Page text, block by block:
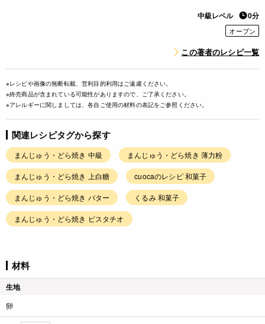
中級レベル 0分
オーブン
この著者のレシピ一覧
※レシピや画像の無断転載、営利目的利用はご遠慮ください。
※終売商品が含まれている可能性がありますので、ご了承ください。
※アレルギーに関しましては、各自ご使用の材料の表記をご参照ください。
関連レシピタグから探す
まんじゅう・どら焼き 中級 まんじゅう・どら焼き 薄力粉
まんじゅう・どら焼き 上白糖 cuocaのレシピ 和菓子
まんじゅう・どら焼き バター くるみ 和菓子
まんじゅう・どら焼き ピスタチオ
材料
生地
卵